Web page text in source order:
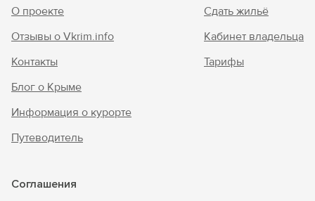
О проекте
Отзывы о Vkrim.info
Контакты
Блог о Крыме
Информация о курорте
Путеводитель
Сдать жильё
Кабинет владельца
Тарифы
Соглашения